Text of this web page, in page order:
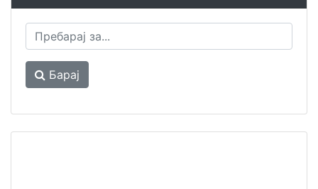
Барај